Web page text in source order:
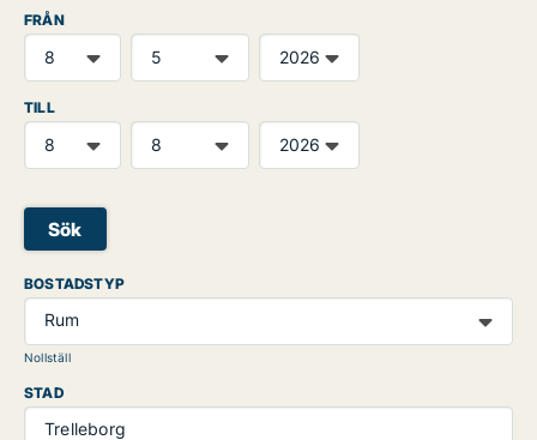
FRÅN
TILL
Sök
BOSTADSTYP
Rum
Nollställ
STAD
Trelleborg